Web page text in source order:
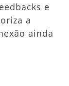
e
a
ainda